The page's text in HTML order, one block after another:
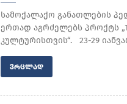
სამოქალაქო განათლების
ერთად აგრძელებს პროქტს
კულტურისთვის“. 23-29
ᲕᲠᲪᲚᲐᲓ